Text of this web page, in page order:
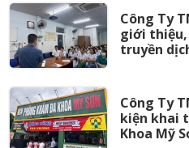
Công Ty
giới
truyền
Công Ty
kiện khai
Khoa Mỹ